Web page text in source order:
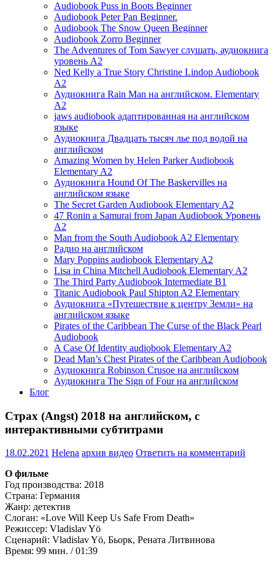
Audiobook Puss in Boots Beginner
Audiobook Peter Pan Beginner.
Audiobook The Snow Queen Beginner
Audiobook Zorro Beginner
The Adventures of Tom Sawyer слушать, аудиокнига
уровень A2
Ned Kelly a True Story Christine Lindop Audiobook
A2
Аудиокнига Rain Man на английском. Elementary
A2
jaws audiobook адаптированная на английском
языке
Аудиокнига Двадцать тысяч лье под водой на
английском
Amazing Women by Helen Parker Audiobook
Elementary A2
Аудиокнига Hound Of The Baskervilles на
английском языке
The Secret Garden Audiobook Elementary A2
47 Ronin a Samurai from Japan Audiobook Уровень
А2
Man from the South Audiobook A2 Elementary
Радио на английском
Mary Poppins audiobook Elementary A2
Lisa in China Mitchell Audiobook Elementary A2
The Third Party Audiobook Intermediate B1
Titanic Audiobook Paul Shipton A2 Elementary
Аудиокнига «Путешествие к центру Земли» на
английском языке
Pirates of the Caribbean The Curse of the Black Pearl
Audiobook
A Case Of Identity audiobook Elementary A2
Dead Man’s Chest Pirates of the Caribbean Audiobook
Аудиокнига Robinson Crusoe на английском
Аудиокнига The Sign of Four на английском
Блог
Страх (Angst) 2018 на английском, с
интерактивными субтитрами
18.02.2021 Helena архив видео Ответить на комментарий
О фильме
Год производства: 2018
Страна: Германия
Жанр: детектив
Слоган: «Love Will Keep Us Safe From Death»
Режиссер: Vladislav Yö
Сценарий: Vladislav Yö, Бьорк, Рената Литвинова
Время: 99 мин. / 01:39